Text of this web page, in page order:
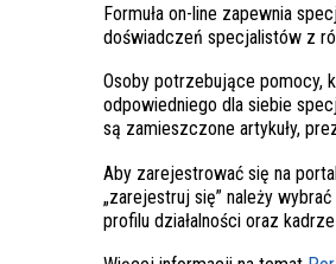
Formuła on-line zapewnia
doświadczeń specjalistów z
Osoby potrzebujące pomocy,
odpowiedniego dla siebie
są zamieszczone artykuły,
Aby zarejestrować się na
„zarejestruj się” należy
profilu działalności oraz